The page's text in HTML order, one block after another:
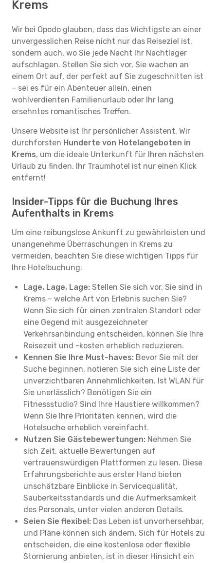
Krems
Wir bei Opodo glauben, dass das Wichtigste an einer
unvergesslichen Reise nicht nur das Reiseziel ist,
sondern auch, wo Sie jede Nacht Ihr Nachtlager
aufschlagen. Stellen Sie sich vor, Sie wachen an
einem Ort auf, der perfekt auf Sie zugeschnitten ist
– sei es für ein Abenteuer allein, einen
wohlverdienten Familienurlaub oder Ihr lang
ersehntes romantisches Treffen.
Unsere Website ist Ihr persönlicher Assistent. Wir
durchforsten Hunderte von Hotelangeboten in
Krems, um die ideale Unterkunft für Ihren nächsten
Urlaub zu finden. Ihr Traumhotel ist nur einen Klick
entfernt!
Insider-Tipps für die Buchung Ihres
Aufenthalts in Krems
Um eine reibungslose Ankunft zu gewährleisten und
unangenehme Überraschungen in Krems zu
vermeiden, beachten Sie diese wichtigen Tipps für
Ihre Hotelbuchung:
Lage, Lage, Lage: Stellen Sie sich vor, Sie sind in
Krems – welche Art von Erlebnis suchen Sie?
Wenn Sie sich für einen zentralen Standort oder
eine Gegend mit ausgezeichneter
Verkehrsanbindung entscheiden, können Sie Ihre
Reisezeit und -kosten erheblich reduzieren.
Kennen Sie Ihre Must-haves: Bevor Sie mit der
Suche beginnen, notieren Sie sich eine Liste der
unverzichtbaren Annehmlichkeiten. Ist WLAN für
Sie unerlässlich? Benötigen Sie ein
Fitnessstudio? Sind Ihre Haustiere willkommen?
Wenn Sie Ihre Prioritäten kennen, wird die
Hotelsuche erheblich vereinfacht.
Nutzen Sie Gästebewertungen: Nehmen Sie
sich Zeit, aktuelle Bewertungen auf
vertrauenswürdigen Plattformen zu lesen. Diese
Erfahrungsberichte aus erster Hand bieten
unschätzbare Einblicke in Servicequalität,
Sauberkeitsstandards und die Aufmerksamkeit
des Personals, unter vielen anderen Details.
Seien Sie flexibel: Das Leben ist unvorhersehbar,
und Pläne können sich ändern. Sich für Hotels zu
entscheiden, die eine kostenlose oder flexible
Stornierung anbieten, ist in dieser Hinsicht ein